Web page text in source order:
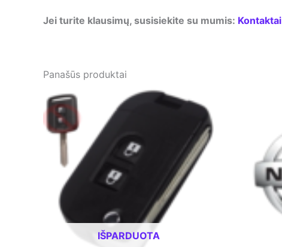
Jei turite klausimų, susisiekite su mumis: Kontaktai
Panašūs produktai
IŠPARDUOTA